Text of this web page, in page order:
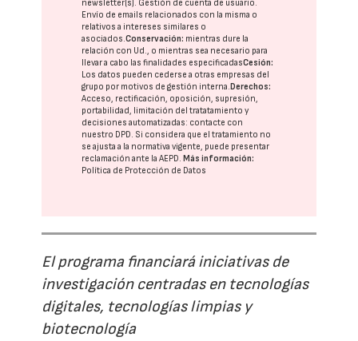
newsletter(s). Gestión de cuenta de usuario.
Envío de emails relacionados con la misma o
relativos a intereses similares o
asociados.Conservación: mientras dure la
relación con Ud., o mientras sea necesario para
llevar a cabo las finalidades especificadasCesión:
Los datos pueden cederse a otras empresas del
grupo por motivos de gestión interna.Derechos:
Acceso, rectificación, oposición, supresión,
portabilidad, limitación del tratatamiento y
decisiones automatizadas: contacte con
nuestro DPD. Si considera que el tratamiento no
se ajusta a la normativa vigente, puede presentar
reclamación ante laAEPD.Más información:
Política de Protección de Datos
El programa financiará iniciativas de
investigación centradas en tecnologías
digitales, tecnologías limpias y
biotecnología